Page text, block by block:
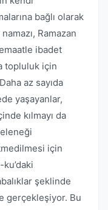
bağlı olarak
Ramazan
ibadet
topluluk için
az sayıda
yaşayanlar,
kılmayı da
için
şeklinde
gerçekleşiyor. Bu